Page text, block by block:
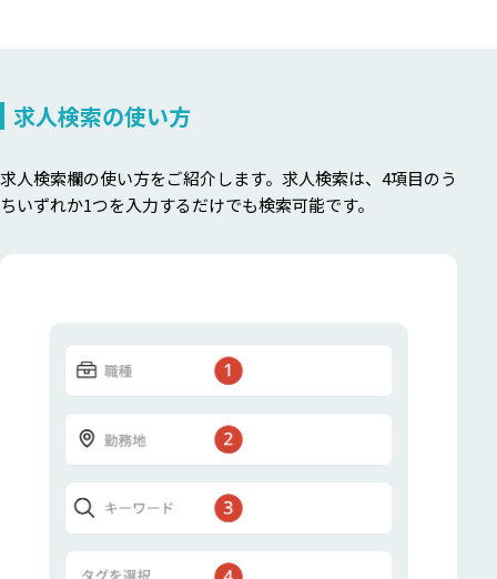
求人検索の使い方
求人検索欄の使い方をご紹介します。求人検索は、4項目のう
ちいずれか1つを入力するだけでも検索可能です。